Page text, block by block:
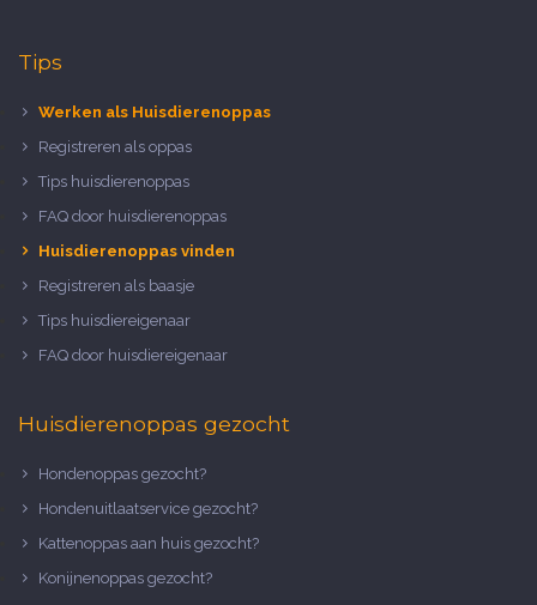
Tips
Werken als Huisdierenoppas
Registreren als oppas
Tips huisdierenoppas
FAQ door huisdierenoppas
Huisdierenoppas vinden
Registreren als baasje
Tips huisdiereigenaar
FAQ door huisdiereigenaar
Huisdierenoppas gezocht
Hondenoppas gezocht?
Hondenuitlaatservice gezocht?
Kattenoppas aan huis gezocht?
Konijnenoppas gezocht?